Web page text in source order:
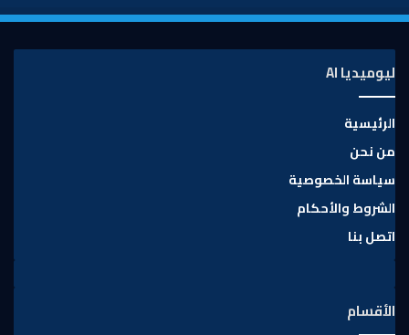
ليوميديا AI
الرئيسية
من نحن
سياسة الخصوصية
الشروط والأحكام
اتصل بنا
الأقسام